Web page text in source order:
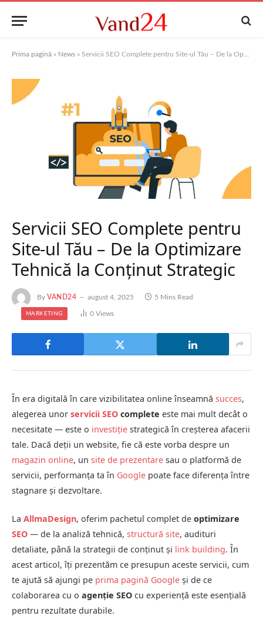
Prima pagină » News » Servicii SEO Complete pentru Site-ul Tău – De la Optimizare Tehnică la Conținut Strategic
Servicii SEO Complete pentru
Site-ul Tău – De la Optimizare
Tehnică la Conținut Strategic
By VAND24 august 4, 2025 5 Mins Read
MARKETING 0 Views
În era digitală în care vizibilitatea online înseamnă succes,
alegerea unor servicii SEO complete este mai mult decât o
necesitate — este o investiție strategică în creșterea afacerii
tale. Dacă deții un website, fie că este vorba despre un
magazin online, un site de prezentare sau o platformă de
servicii, performanța ta în Google poate face diferența între
stagnare și dezvoltare.
La AllmaDesign, oferim pachetul complet de optimizare
SEO — de la analiză tehnică, structură site, audituri
detaliate, până la strategii de conținut și link building. În
acest articol, îți prezentăm ce presupun aceste servicii, cum
te ajută să ajungi pe prima pagină Google și de ce
colaborarea cu o agenție SEO cu experiență este esențială
pentru rezultate durabile.